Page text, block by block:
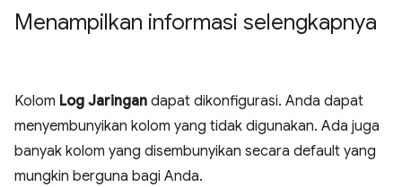
Menampilkan informasi selengkapnya
Kolom Log Jaringan dapat dikonfigurasi. Anda dapat
menyembunyikan kolom yang tidak digunakan. Ada juga
banyak kolom yang disembunyikan secara default yang
mungkin berguna bagi Anda.